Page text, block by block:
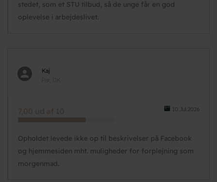
stedet, som et STU tilbud, så de unge får en god
oplevelse i arbejdeslivet.
Kaj
Par, DK
10.Jul.2026
7,00 ud af 10
Opholdet levede ikke op til beskrivelser på Facebook
og hjemmesiden mht. muligheder for forplejning som
morgenmad.